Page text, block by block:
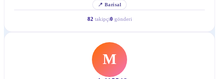
📍 Barisal
82 takipçi0 gönderi
M